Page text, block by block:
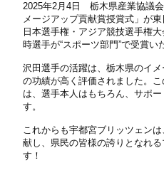
2025年2月4日 栃木県産業協議
メージアップ貢献賞授賞式」が
日本選手権・アジア競技選手権
時選手が“スポーツ部門”で受賞い
沢田選手の活躍は、栃木県のイ
の功績が高く評価されました。
は、選手本人はもちろん、サポ
す。
これからも宇都宮ブリッツェン
献し、県民の皆様の誇りとなれ
す！